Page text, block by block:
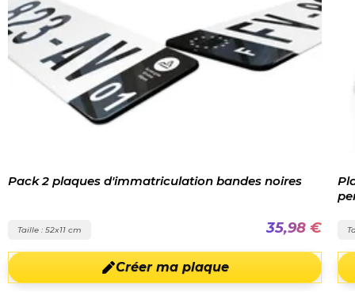
Pack 2 plaques d'immatriculation bandes noires
Taille : 52x11 cm 35,98 €
Créer ma plaque